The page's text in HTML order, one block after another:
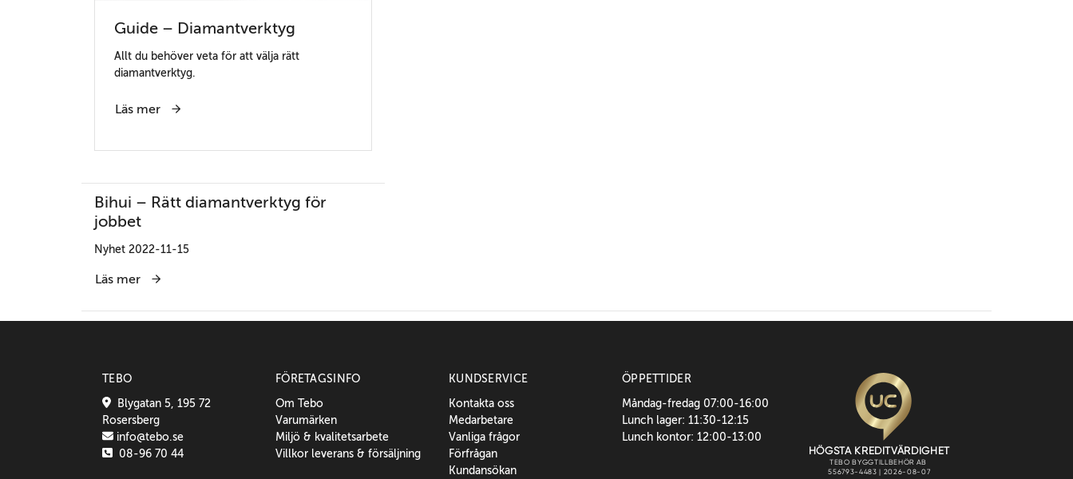
Guide – Diamantverktyg
Allt du behöver veta för att välja rätt
diamantverktyg.
Läs mer
Bihui – Rätt diamantverktyg för
jobbet
Nyhet 2022-11-15
Läs mer
TEBO
Blygatan 5, 195 72
Rosersberg
info@tebo.se
08-96 70 44
FÖRETAGSINFO
Om Tebo
Varumärken
Miljö & kvalitetsarbete
Villkor leverans & försäljning
KUNDSERVICE
Kontakta oss
Medarbetare
Vanliga frågor
Förfrågan
Kundansökan
ÖPPETTIDER
Måndag-fredag 07:00-16:00
Lunch lager: 11:30-12:15
Lunch kontor: 12:00-13:00